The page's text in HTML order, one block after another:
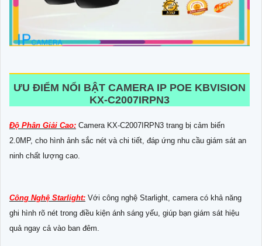
ƯU ĐIỂM NỔI BẬT CAMERA IP POE KBVISION
KX-C2007IRPN3
Độ Phân Giải Cao: Camera KX-C2007IRPN3 trang bị cảm biến
2.0MP, cho hình ảnh sắc nét và chi tiết, đáp ứng nhu cầu giám sát an
ninh chất lượng cao.
Công Nghệ Starlight: Với công nghệ Starlight, camera có khả năng
ghi hình rõ nét trong điều kiện ánh sáng yếu, giúp bạn giám sát hiệu
quả ngay cả vào ban đêm.